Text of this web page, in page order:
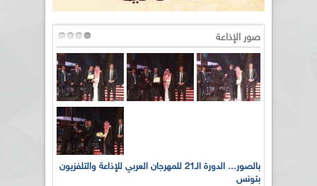
صور الإذاعة
بالصور... الدورة الـ21 للمهرجان العربي للإذاعة والتلفزيون
بتونس